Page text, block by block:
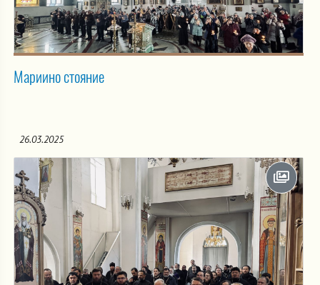
Мариино стояние
26.03.2025